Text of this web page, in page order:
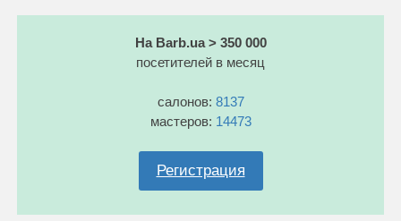
На Barb.ua > 350 000
посетителей в месяц
салонов: 8137
мастеров: 14473
Регистрация